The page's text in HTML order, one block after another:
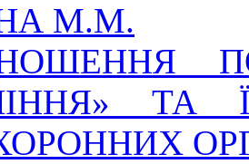
М.М.
ТА